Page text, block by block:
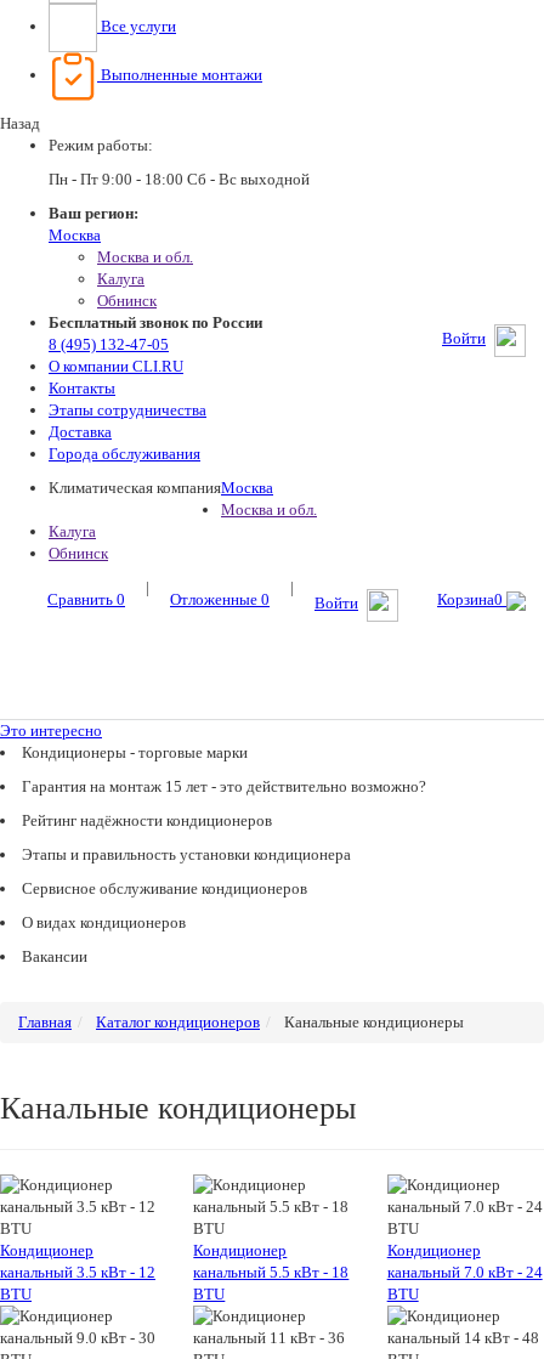
Все услуги
Выполненные монтажи
Назад
Режим работы:
Пн - Пт 9:00 - 18:00 Сб - Вс выходной
Ваш регион:
Москва
Москва и обл.
Калуга
Обнинск
Войти
Бесплатный звонок по России
8 (495) 132-47-05
О компании CLI.RU
Контакты
Этапы сотрудничества
Доставка
Города обслуживания
Климатическая компанияМосква
Москва и обл.
Калуга
Обнинск
Сравнить 0
|
Отложенные 0
|
Войти
Корзина0
Это интересно
Кондиционеры - торговые марки
Гарантия на монтаж 15 лет - это действительно возможно?
Рейтинг надёжности кондиционеров
Этапы и правильность установки кондиционера
Сервисное обслуживание кондиционеров
О видах кондиционеров
Вакансии
Главная Каталог кондиционеров Канальные кондиционеры
Канальные кондиционеры
Кондиционер
канальный 3.5 кВт - 12
BTU
Кондиционер
канальный 5.5 кВт - 18
BTU
Кондиционер
канальный 7.0 кВт - 24
BTU